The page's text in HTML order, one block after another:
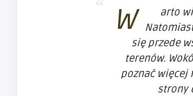
W
arto
się przede
terenów.
poznać więcej
strony